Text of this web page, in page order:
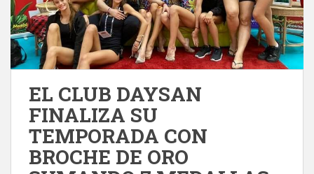
EL CLUB DAYSAN
FINALIZA SU
TEMPORADA CON
BROCHE DE ORO